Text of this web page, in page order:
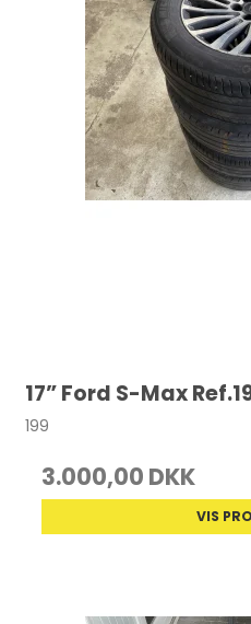
17” Ford S-Max
199
3.000,00 DKK
VIS